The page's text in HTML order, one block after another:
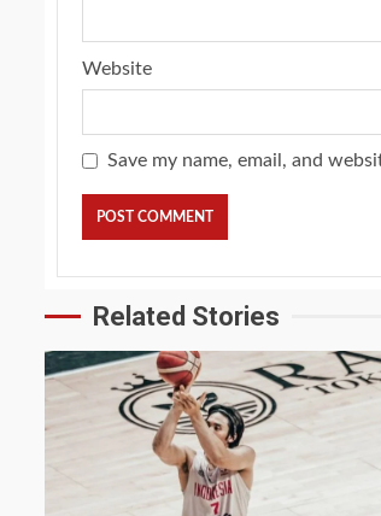
Website
Save my name, email, and
Related Stories